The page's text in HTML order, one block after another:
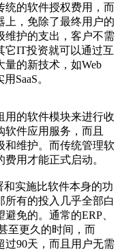
统的软件授权费用，而
上，免除了最终用户的
维护的支出，客户不需
它IT投资就可以通过互
的新技术，如Web
SaaS。
用的软件模块来进行收
件应用服务，而且
和维护。而传统管理软
用才能正式启动。
和实施比软件本身的功
所有的投入几乎全部白
免的。通常的ERP、
至更久的时间，而
过90天，而且用户无需